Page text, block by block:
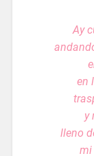
Ay
en
y
lleno
mi